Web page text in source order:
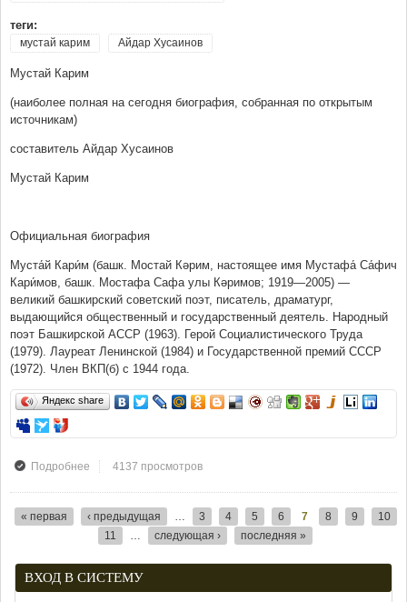
теги:
мустай карим Айдар Хусаинов
Мустай Карим
(наиболее полная на сегодня биография, собранная по открытым
источникам)
составитель Айдар Хусаинов
Мустай Карим
Официальная биография
Муста́й Кари́м (башк. Мостай Кәрим, настоящее имя Мустафа́ Са́фич
Кари́мов, башк. Мостафа Сафа улы Кәримов; 1919—2005) —
великий башкирский советский поэт, писатель, драматург,
выдающийся общественный и государственный деятель. Народный
поэт Башкирской АССР (1963). Герой Социалистического Труда
(1979). Лауреат Ленинской (1984) и Государственной премий СССР
(1972). Член ВКП(б) с 1944 года.
Яндекс share
Подробнее о Наиболее полная биография Мустая Карима
4137 просмотров
« первая ‹ предыдущая … 3 4 5 6 7 8 9
10
11
… следующая › последняя »
ВХОД В СИСТЕМУ